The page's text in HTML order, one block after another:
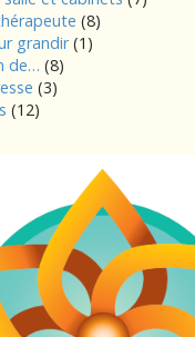
(8)
grandir(1)
de… (8)
(3)
(12)